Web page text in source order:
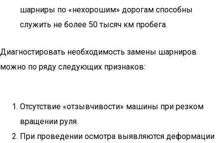
шарниры по «нехорошим» дорогам способны
служить не более 50 тысяч км пробега.
Диагностировать необходимость замены шарниров
можно по ряду следующих признаков:
Отсутствие «отзывчивости» машины при резком
вращении руля.
При проведении осмотра выявляются деформации